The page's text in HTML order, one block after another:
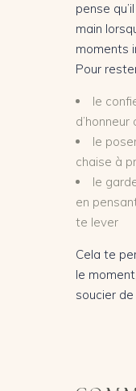
pense
main
moments
Pour
le
le
chaise à
le
en
te lever
Cela te
le
soucier